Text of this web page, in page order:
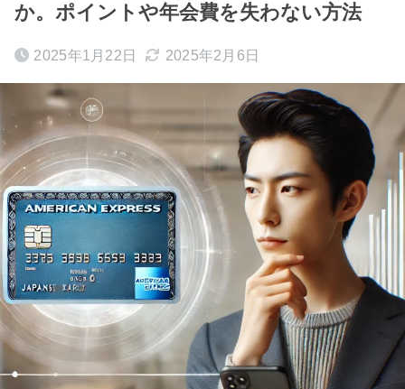
か。ポイントや年会費を失わない方法
2025年1月22日 2025年2月6日